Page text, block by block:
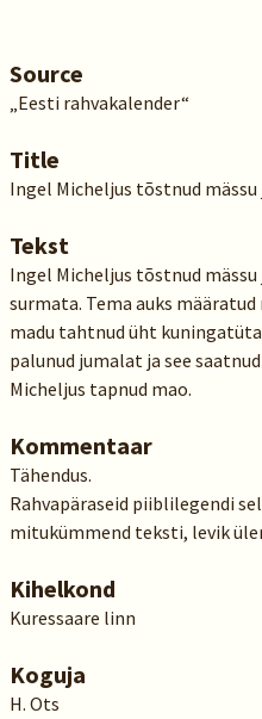
Source
„Eesti rahvakalender“
Title
Ingel Micheljus tõstnud
Tekst
Ingel Micheljus tõstnud
surmata. Tema auks
madu tahtnud üht
palunud jumalat ja see
Micheljus tapnud mao.
Kommentaar
Tähendus.
Rahvapäraseid piiblilegendi
mitukümmend teksti, levik
Kihelkond
Kuressaare linn
Koguja
H. Ots